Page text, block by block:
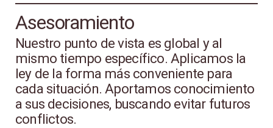
Asesoramiento
Nuestro punto de vista es global y al
mismo tiempo específico. Aplicamos la
ley de la forma más conveniente para
cada situación. Aportamos conocimiento
a sus decisiones, buscando evitar futuros
conflictos.